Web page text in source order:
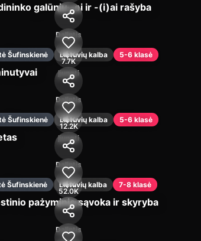
Įjungti
galūnių -ei ir -(i)ai rašyba
Dalintis
Įjungti
Šufinskienė Lietuvių kalba 5-6 klasė
7.7K
Dalintis
Įjungti
Šufinskienė Lietuvių kalba 5-6 klasė
12.2K
Dalintis
Įjungti
Šufinskienė Lietuvių kalba 7-8 klasė
pażyminio sąvoka ir skyryba
52.0K
Dalintis